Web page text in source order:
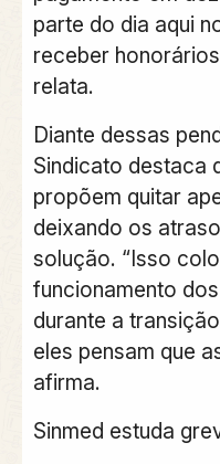
parte do dia aqui
receber
relata.
Diante dessas
Sindicato destaca
propõem quitar
deixando os
solução. “Isso
funcionamento
durante a
eles pensam que
afirma.
Sinmed estuda